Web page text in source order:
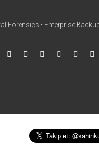
Forensics • Enterprise
instagram
linkedinyoutube